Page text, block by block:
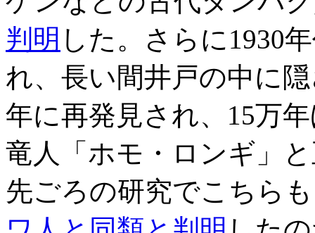
判明 した。さらに1930
れ、長い間井戸の中に
年に再発見され、15万
竜人「ホモ・ロンギ」
先ごろの研究でこちら